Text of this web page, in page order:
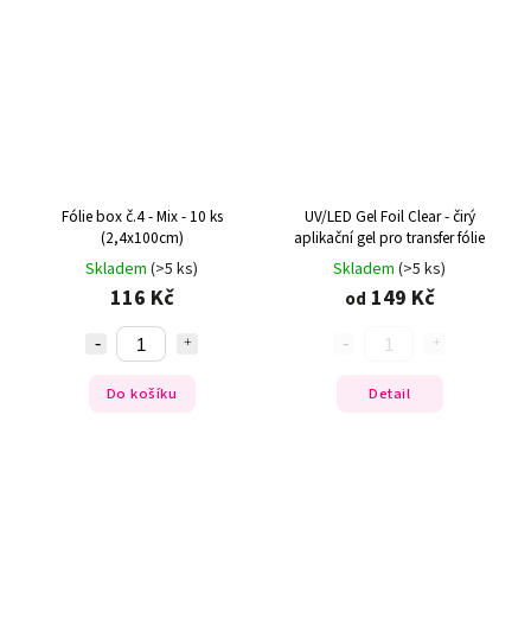
Fólie box č.4 - Mix - 10 ks
(2,4x100cm)
Skladem (>5 ks)
116 Kč
Do košíku
UV/LED Gel Foil Clear - čirý
aplikační gel pro transfer fólie
Skladem (>5 ks)
od 149 Kč
Detail